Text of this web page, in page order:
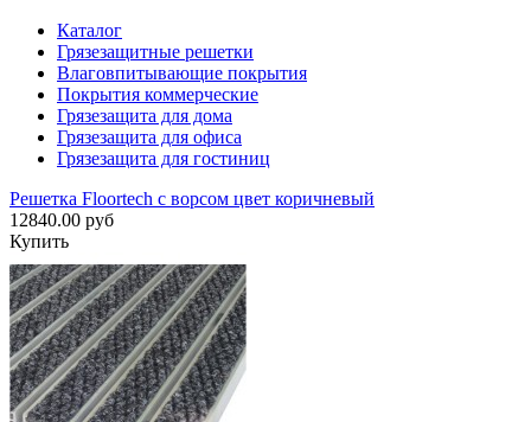
Каталог
Грязезащитные решетки
Влаговпитывающие покрытия
Покрытия коммерческие
Грязезащита для дома
Грязезащита для офиса
Грязезащита для гостиниц
Решетка Floortech с ворсом цвет коричневый
12840.00 руб
Купить